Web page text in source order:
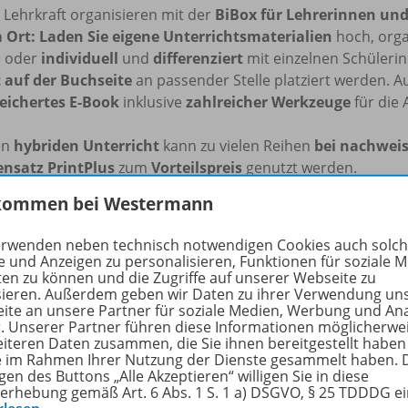
Lehrkraft organisieren mit der BiBox für Lehrerinnen
Ort: Laden Sie eigene Unterrichtsmaterialien hoch,
oder individuell und differenziert mit einzelnen
der Buchseite an passender Stelle platziert werden.
E-Book inklusive zahlreicher Werkzeugefür die
hybriden Unterricht kann zu vielen Reihen bei
PrintPluszum Vorteilspreis genutzt werden.
kann flexibel auf dem PC (Windows/macOS), Tablets
Informationen zur BiBox finden Sie aufwww.bibox.schule
Sie mehr über die Reihe
bei Westermann
neben technisch notwendigen Cookies auch
und Anzeigen zu personalisieren, Funktionen für soziale
zu können und die Zugriffe auf unserer Webseite zu
Außerdem geben wir Daten zu ihrer Verwendung
an unsere Partner für soziale Medien, Werbung und
Unserer Partner führen diese Informationen
Daten zusammen, die Sie ihnen bereitgestellt
im Rahmen Ihrer Nutzung der Dienste gesammelt haben.
des Buttons „Alle Akzeptieren“ willigen Sie in diese
gemäß Art. 6 Abs. 1 S. 1 a) DSGVO, § 25 TDDDG